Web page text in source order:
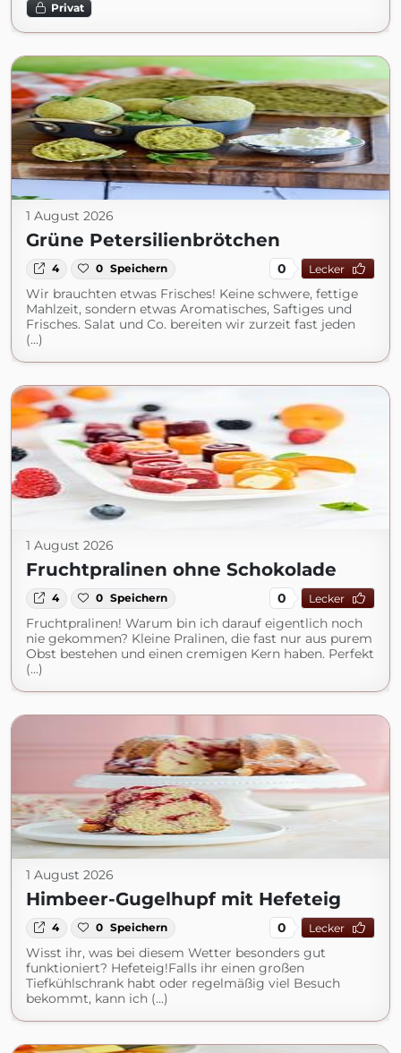
Privat
1 August 2026
Grüne Petersilienbrötchen
4 0 Speichern 0 Lecker
Wir brauchten etwas Frisches! Keine schwere, fettige
Mahlzeit, sondern etwas Aromatisches, Saftiges und
Frisches. Salat und Co. bereiten wir zurzeit fast jeden
(...)
1 August 2026
Fruchtpralinen ohne Schokolade
4 0 Speichern 0 Lecker
Fruchtpralinen! Warum bin ich darauf eigentlich noch
nie gekommen? Kleine Pralinen, die fast nur aus purem
Obst bestehen und einen cremigen Kern haben. Perfekt
(...)
1 August 2026
Himbeer-Gugelhupf mit Hefeteig
4 0 Speichern 0 Lecker
Wisst ihr, was bei diesem Wetter besonders gut
funktioniert? Hefeteig!Falls ihr einen großen
Tiefkühlschrank habt oder regelmäßig viel Besuch
bekommt, kann ich (...)